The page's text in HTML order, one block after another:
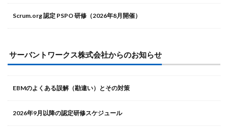
Scrum.org 認定 PSPO 研修（2026年8月開催）
サーバントワークス株式会社からのお知らせ
EBMのよくある誤解（勘違い）とその対策
2026年9月以降の認定研修スケジュール